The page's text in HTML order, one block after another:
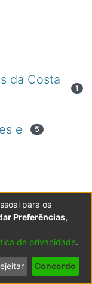
da Costa
1
e 5
2026LYRASIS
Termos
de Uso
Contacte-
nos
para os
Preferências,
de privacidade.
Concordo